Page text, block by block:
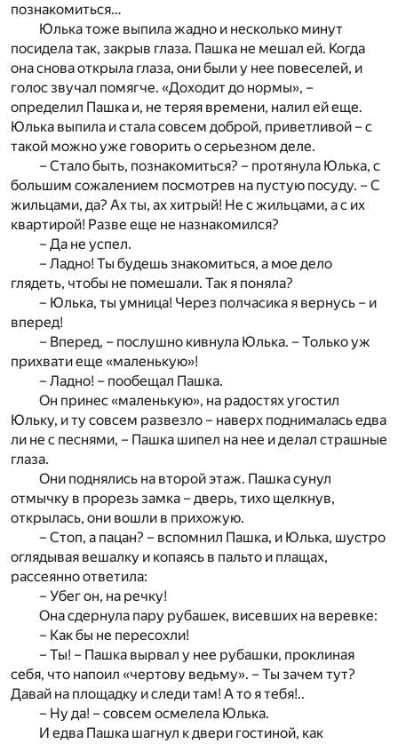
познакомиться…
Юлька тоже выпила жадно и несколько минут
посидела так, закрыв глаза. Пашка не мешал ей. Когда
она снова открыла глаза, они были у нее повеселей, и
голос звучал помягче. «Доходит до нормы», –
определил Пашка и, не теряя времени, налил ей еще.
Юлька выпила и стала совсем доброй, приветливой – с
такой можно уже говорить о серьезном деле.
– Стало быть, познакомиться? – протянула Юлька, с
большим сожалением посмотрев на пустую посуду. – С
жильцами, да? Ах ты, ах хитрый! Не с жильцами, а с их
квартирой! Разве еще не назнакомился?
– Да не успел.
– Ладно! Ты будешь знакомиться, а мое дело
глядеть, чтобы не помешали. Так я поняла?
– Юлька, ты умница! Через полчасика я вернусь – и
вперед!
– Вперед, – послушно кивнула Юлька. – Только уж
прихвати еще «маленькую»!
– Ладно! – пообещал Пашка.
Он принес «маленькую», на радостях угостил
Юльку, и ту совсем развезло – наверх поднималась едва
ли не с песнями, – Пашка шипел на нее и делал страшные
глаза.
Они поднялись на второй этаж. Пашка сунул
отмычку в прорезь замка – дверь, тихо щелкнув,
открылась, они вошли в прихожую.
– Стоп, а пацан? – вспомнил Пашка, и Юлька, шустро
оглядывая вешалку и копаясь в пальто и плащах,
рассеянно ответила:
– Убег он, на речку!
Она сдернула пару рубашек, висевших на веревке:
– Как бы не пересохли!
– Ты! – Пашка вырвал у нее рубашки, проклиная
себя, что напоил «чертову ведьму». – Ты зачем тут?
Давай на площадку и следи там! А то я тебя!..
– Ну да! – совсем осмелела Юлька.
И едва Пашка шагнул к двери гостиной, как